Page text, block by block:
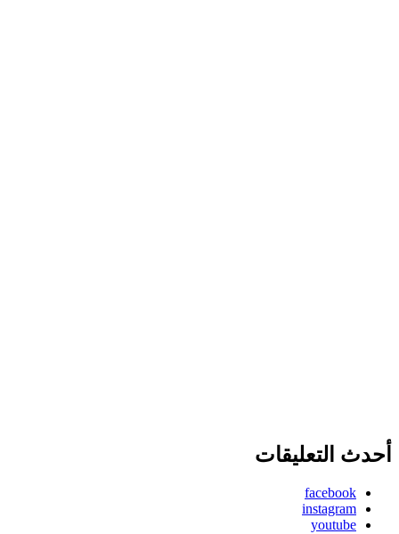
أحدث التعليقات
facebook
instagram
youtube